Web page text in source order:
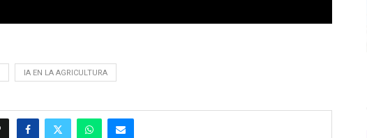
IA EN LA AGRICULTURA